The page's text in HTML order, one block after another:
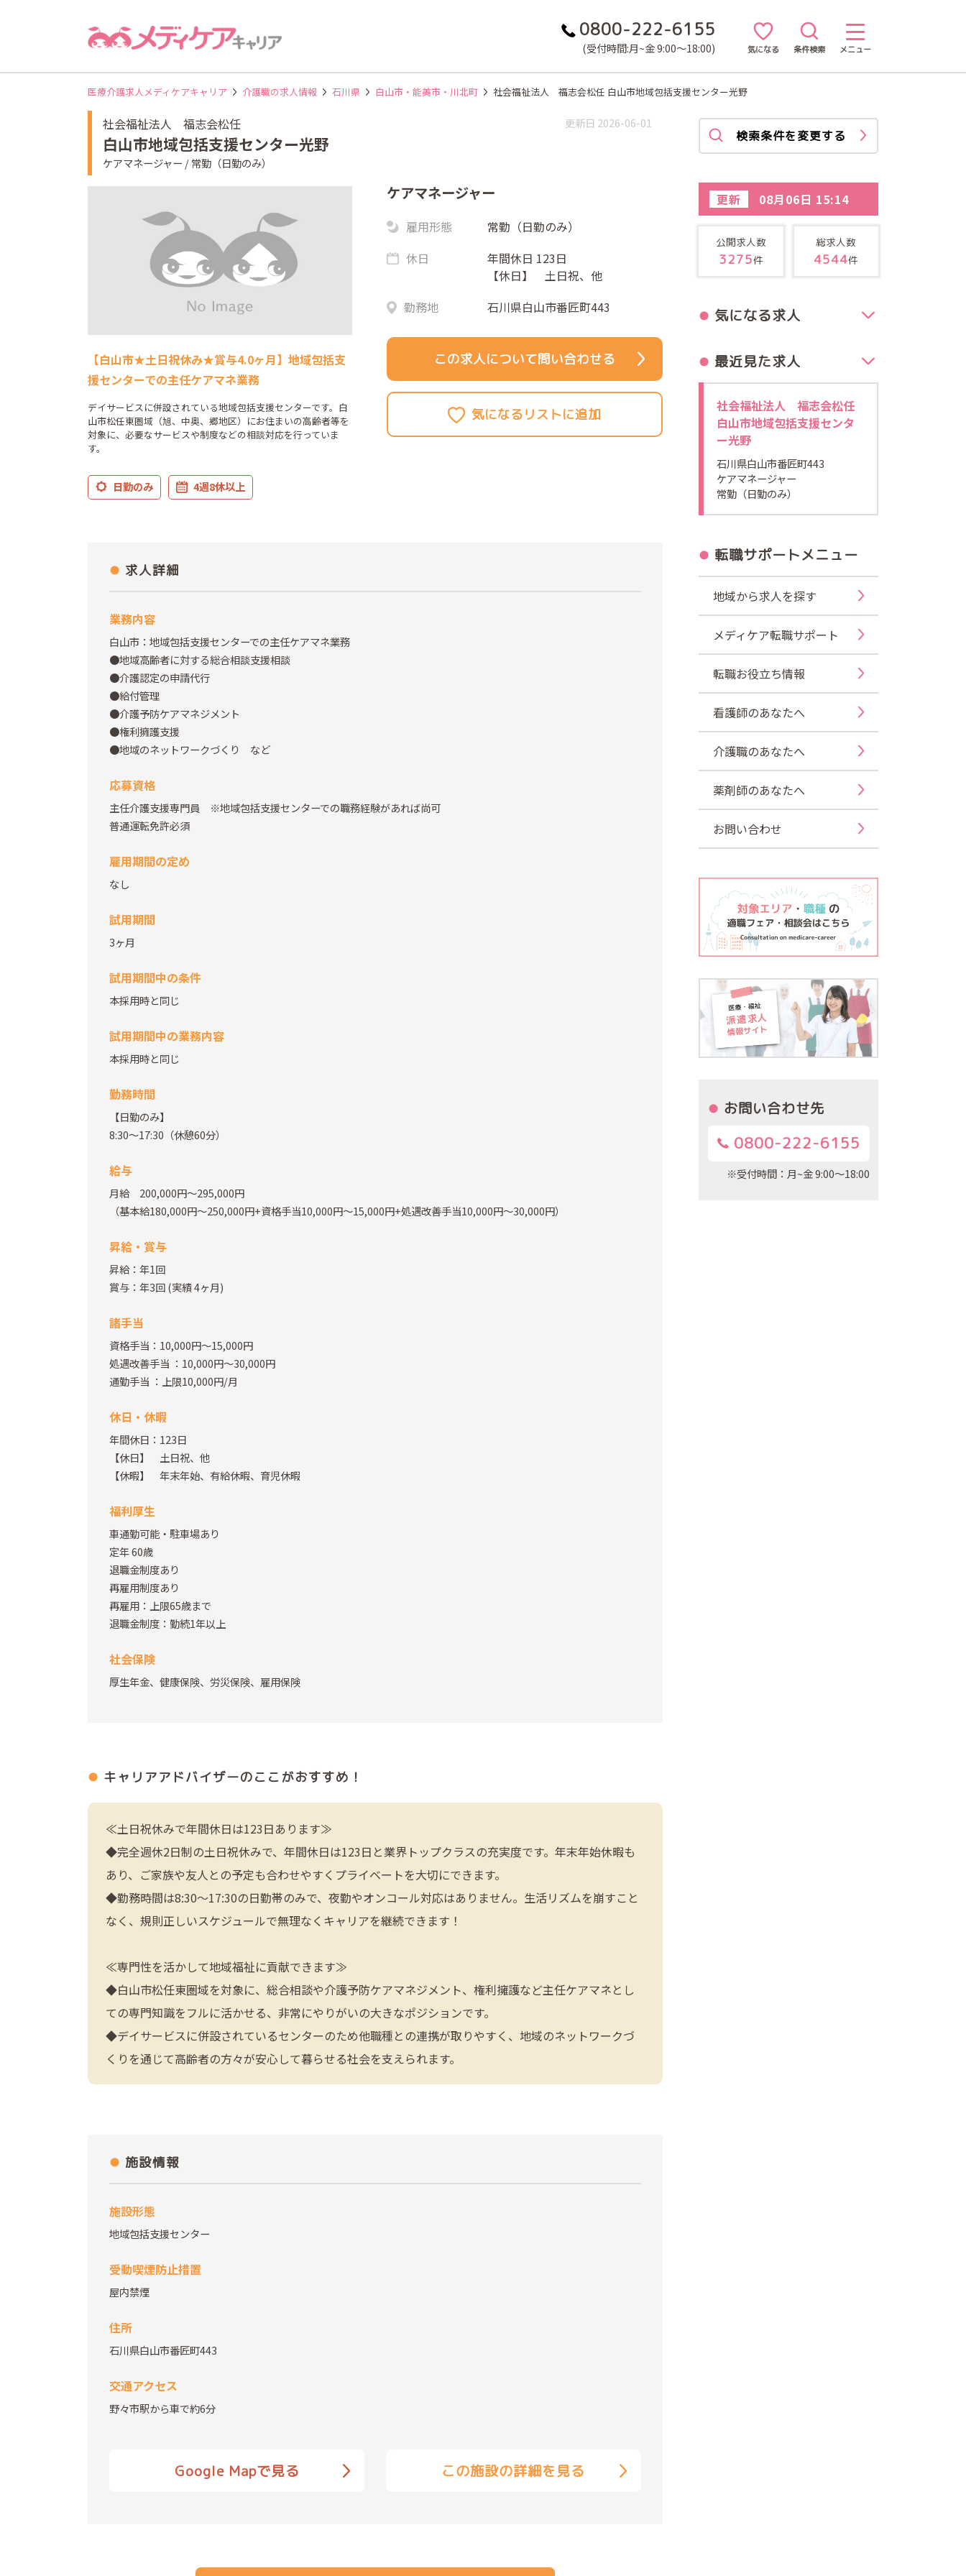
0800-222-6155
(受付時間:月~金 9:00～18:00) 気になる 条件検索 メニュー
医療介護求人メディケアキャリア 介護職の求人情報 石川県 白山市・能美市・川北町 社会福祉法人 福志会松任 白山市地域包括支援センター光野
社会福祉法人 福志会松任
白山市地域包括支援センター光野
ケアマネージャー / 常勤（日勤のみ）
更新日 2026-06-01
【白山市★土日祝休み★賞与4.0ヶ月】地域包括支
援センターでの主任ケアマネ業務
デイサービスに併設されている地域包括支援センターです。白
山市松任東圏域（旭、中奥、郷地区）にお住まいの高齢者等を
対象に、必要なサービスや制度などの相談対応を行っていま
す。
日勤のみ 4週8休以上
ケアマネージャー
雇用形態
常勤（日勤のみ）
休日
年間休日 123日
【休日】 土日祝、他
勤務地
石川県白山市番匠町443
この求人について問い合わせる
求人詳細
業務内容
白山市：地域包括支援センターでの主任ケアマネ業務
●地域高齢者に対する総合相談支援相談
●介護認定の申請代行
●給付管理
●介護予防ケアマネジメント
●権利擁護支援
●地域のネットワークづくり など
応募資格
主任介護支援専門員 ※地域包括支援センターでの職務経験があれば尚可
普通運転免許必須
雇用期間の定め
なし
試用期間
3ヶ月
試用期間中の条件
本採用時と同じ
試用期間中の業務内容
本採用時と同じ
勤務時間
【日勤のみ】
8:30～17:30（休憩60分）
給与
月給 200,000円～295,000円
（基本給180,000円～250,000円+資格手当10,000円～15,000円+処遇改善手当10,000円～30,000円）
昇給・賞与
昇給：年1回
賞与：年3回(実績 4ヶ月)
諸手当
資格手当：10,000円～15,000円
処遇改善手当 ：10,000円～30,000円
通勤手当 ：上限10,000円/月
休日・休暇
年間休日：123日
【休日】 土日祝、他
【休暇】 年末年始、有給休暇、育児休暇
福利厚生
車通勤可能・駐車場あり
定年 60歳
退職金制度あり
再雇用制度あり
再雇用：上限65歳まで
退職金制度：勤続1年以上
社会保険
厚生年金、健康保険、労災保険、雇用保険
キャリアアドバイザーのここがおすすめ！
≪土日祝休みで年間休日は123日あります≫
◆完全週休2日制の土日祝休みで、年間休日は123日と業界トップクラスの充実度です。年末年始休暇も
あり、ご家族や友人との予定も合わせやすくプライベートを大切にできます。
◆勤務時間は8:30〜17:30の日勤帯のみで、夜勤やオンコール対応はありません。生活リズムを崩すこと
なく、規則正しいスケジュールで無理なくキャリアを継続できます！
≪専門性を活かして地域福祉に貢献できます≫
◆白山市松任東圏域を対象に、総合相談や介護予防ケアマネジメント、権利擁護など主任ケアマネとし
ての専門知識をフルに活かせる、非常にやりがいの大きなポジションです。
◆デイサービスに併設されているセンターのため他職種との連携が取りやすく、地域のネットワークづ
くりを通じて高齢者の方々が安心して暮らせる社会を支えられます。
施設情報
施設形態
地域包括支援センター
受動喫煙防止措置
屋内禁煙
住所
石川県白山市番匠町443
交通アクセス
野々市駅から車で約6分
Google Mapで見る この施設の詳細を見る
検索条件を変更する
更新 08月06日 15:14
公開求人数
3275件
総求人数
4544件
気になる求人
最近見た求人
社会福祉法人 福志会松任
白山市地域包括支援センタ
ー光野
石川県白山市番匠町443
ケアマネージャー
常勤（日勤のみ）
転職サポートメニュー
地域から求人を探す
メディケア転職サポート
転職お役立ち情報
看護師のあなたへ
介護職のあなたへ
薬剤師のあなたへ
お問い合わせ
お問い合わせ先
0800-222-6155
※受付時間：月~金 9:00～18:00